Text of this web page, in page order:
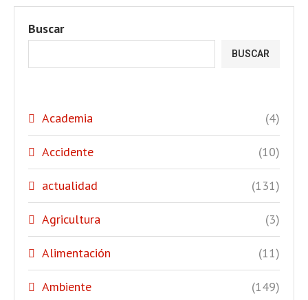
Buscar
BUSCAR
Academia (4)
Accidente (10)
actualidad (131)
Agricultura (3)
Alimentación (11)
Ambiente (149)